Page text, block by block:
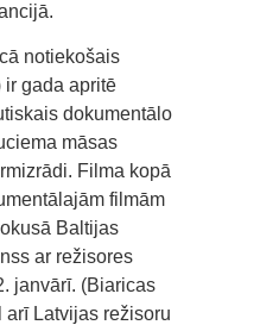
notiekošais
ir gada apritē
dokumentālo
māsas
Filma kopā
filmām
Baltijas
ar režisores
janvārī. (Biaricas
arī Latvijas režisoru